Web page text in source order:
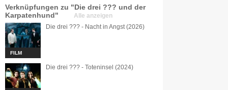
Verknüpfungen zu "Die drei ??? und der
Karpatenhund"
Alle anzeigen
FILM
Die drei ??? - Nacht in Angst (2026)
Die drei ??? - Toteninsel (2024)